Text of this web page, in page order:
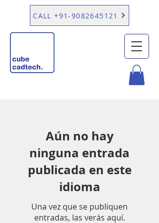
CALL +91-9082645121
Aún no hay
ninguna entrada
publicada en este
idioma
Una vez que se publiquen
entradas, las verás aquí.